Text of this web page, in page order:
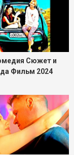
битвы за
понять,
эффектов и
и силе
Сюжет и
Фильм 2024